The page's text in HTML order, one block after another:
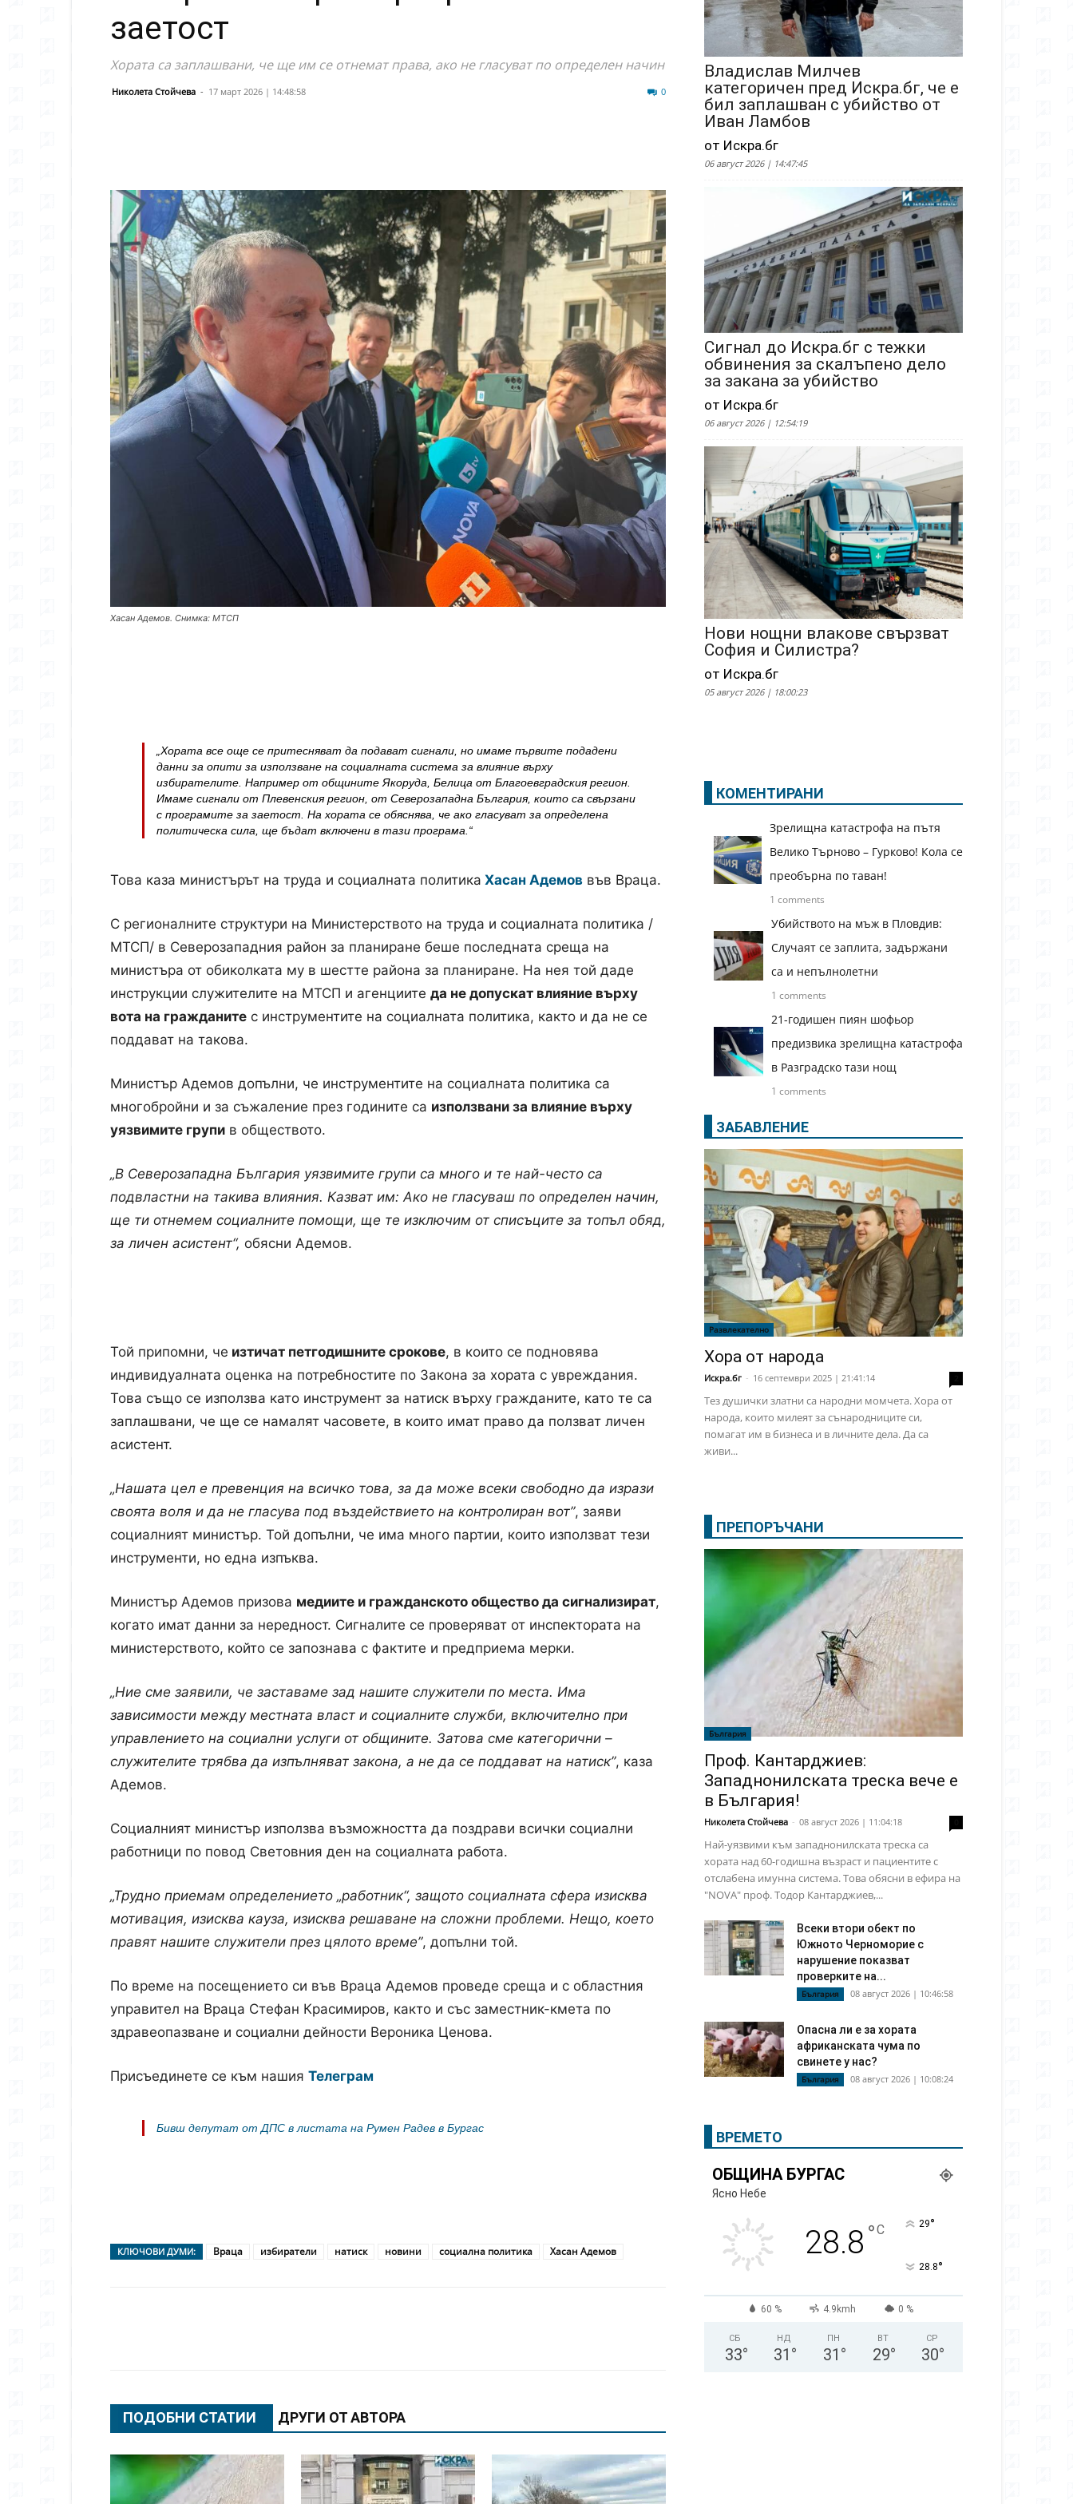
заетост
Хората са заплашвани, че ще им се отнемат права, ако не гласуват по определен начин
Николета Стойчева - 17 март 2026 | 14:48:58 0
Хасан Адемов. Снимка: МТСП
„Хората все още се притесняват да подават сигнали, но имаме първите подадени
данни за опити за използване на социалната система за влияние върху
избирателите. Например от общините Якоруда, Белица от Благоевградския регион.
Имаме сигнали от Плевенския регион, от Северозападна България, които са свързани
с програмите за заетост. На хората се обяснява, че ако гласуват за определена
политическа сила, ще бъдат включени в тази програма.“
Това каза министърът на труда и социалната политика Хасан Адемов във Враца.
С регионалните структури на Министерството на труда и социалната политика /
МТСП/ в Северозападния район за планиране беше последната среща на
министъра от обиколката му в шестте района за планиране. На нея той даде
инструкции служителите на МТСП и агенциите да не допускат влияние върху
вота на гражданите с инструментите на социалната политика, както и да не се
поддават на такова.
Министър Адемов допълни, че инструментите на социалната политика са
многобройни и за съжаление през годините са използвани за влияние върху
уязвимите групи в обществото.
„В Северозападна България уязвимите групи са много и те най-често са
подвластни на такива влияния. Казват им: Ако не гласуваш по определен начин,
ще ти отнемем социалните помощи, ще те изключим от списъците за топъл обяд,
за личен асистент“, обясни Адемов.
Той припомни, че изтичат петгодишните срокове, в които се подновява
индивидуалната оценка на потребностите по Закона за хората с увреждания.
Това също се използва като инструмент за натиск върху гражданите, като те са
заплашвани, че ще се намалят часовете, в които имат право да ползват личен
асистент.
„Нашата цел е превенция на всичко това, за да може всеки свободно да изрази
своята воля и да не гласува под въздействието на контролиран вот”, заяви
социалният министър. Той допълни, че има много партии, които използват тези
инструменти, но една изпъква.
Министър Адемов призова медиите и гражданското общество да сигнализират,
когато имат данни за нередност. Сигналите се проверяват от инспектората на
министерството, който се запознава с фактите и предприема мерки.
„Ние сме заявили, че заставаме зад нашите служители по места. Има
зависимости между местната власт и социалните служби, включително при
управлението на социални услуги от общините. Затова сме категорични –
служителите трябва да изпълняват закона, а не да се поддават на натиск”, каза
Адемов.
Социалният министър използва възможността да поздрави всички социални
работници по повод Световния ден на социалната работа.
„Трудно приемам определението „работник“, защото социалната сфера изисква
мотивация, изисква кауза, изисква решаване на сложни проблеми. Нещо, което
правят нашите служители през цялото време”, допълни той.
По време на посещението си във Враца Адемов проведе среща и с областния
управител на Враца Стефан Красимиров, както и със заместник-кмета по
здравеопазване и социални дейности Вероника Ценова.
Присъединете се към нашия Телеграм
Бивш депутат от ДПС в листата на Румен Радев в Бургас
КЛЮЧОВИ ДУМИ: Враца избиратели натиск новини социална политика Хасан Адемов
ПОДОБНИ СТАТИИ ДРУГИ ОТ АВТОРА
Владислав Милчев
категоричен пред Искра.бг, че е
бил заплашван с убийство от
Иван Ламбов
от Искра.бг
06 август 2026 | 14:47:45
Сигнал до Искра.бг с тежки
обвинения за скалъпено дело
за закана за убийство
от Искра.бг
06 август 2026 | 12:54:19
Нови нощни влакове свързват
София и Силистра?
от Искра.бг
05 август 2026 | 18:00:23
КОМЕНТИРАНИ
Зрелищна катастрофа на пътя
Велико Търново – Гурково! Кола се
преобърна по таван!
1 comments
Убийството на мъж в Пловдив:
Случаят се заплита, задържани
са и непълнолетни
1 comments
21-годишен пиян шофьор
предизвика зрелищна катастрофа
в Разградско тази нощ
1 comments
ЗАБАВЛЕНИЕ
Развлекателно
Хора от народа
Искра.бг - 16 септември 2025 | 21:41:14
Тез душички златни са народни момчета. Хора от
народа, които милеят за сънародниците си,
помагат им в бизнеса и в личните дела. Да са
живи...
ПРЕПОРЪЧАНИ
България
Проф. Кантарджиев:
Западнонилската треска вече е
в България!
Николета Стойчева - 08 август 2026 | 11:04:18
Най-уязвими към западнонилската треска са
хората над 60-годишна възраст и пациентите с
отслабена имунна система. Това обясни в ефира на
"NOVA" проф. Тодор Кантарджиев,...
Всеки втори обект по
Южното Черноморие с
нарушение показват
проверките на...
България 08 август 2026 | 10:46:58
Опасна ли е за хората
африканската чума по
свинете у нас?
България 08 август 2026 | 10:08:24
ВРЕМЕТО
ОБЩИНА БУРГАС
Ясно Небе
28.8 °C 29°
28.8°
60 % 4.9kmh 0 %
СБ
33°
НД
31 °
ПН
31 °
ВТ
29°
СР
30°